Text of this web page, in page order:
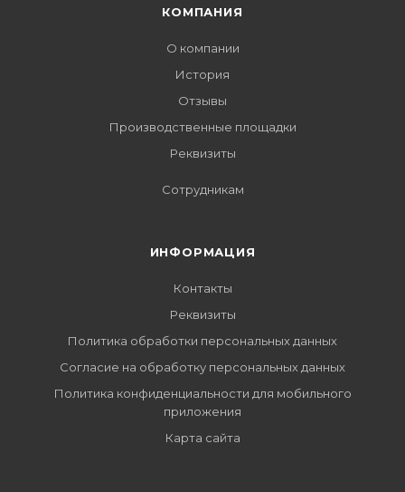
КОМПАНИЯ
О компании
История
Отзывы
Производственные площадки
Реквизиты
Сотрудникам
ИНФОРМАЦИЯ
Контакты
Реквизиты
Политика обработки персональных данных
Согласие на обработку персональных данных
Политика конфиденциальности для мобильного
приложения
Карта сайта